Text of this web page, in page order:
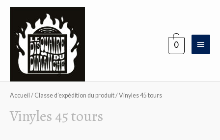
Menu
0
Accueil / Classe d’expédition du produit / Vinyles 45 tours
Vinyles 45 tours